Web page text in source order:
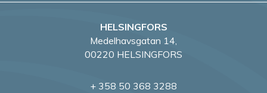
HELSINGFORS
Medelhavsgatan 14,
00220 HELSINGFORS
+ 358 50 368 3288